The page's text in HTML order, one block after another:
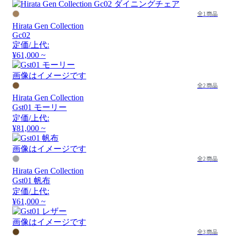
全1商品
Hirata Gen Collection
Gc02
定価/上代:
¥61,000 ~
画像はイメージです
全2商品
Hirata Gen Collection
Gst01 モーリー
定価/上代:
¥81,000 ~
画像はイメージです
全2商品
Hirata Gen Collection
Gst01 帆布
定価/上代:
¥61,000 ~
画像はイメージです
全3商品